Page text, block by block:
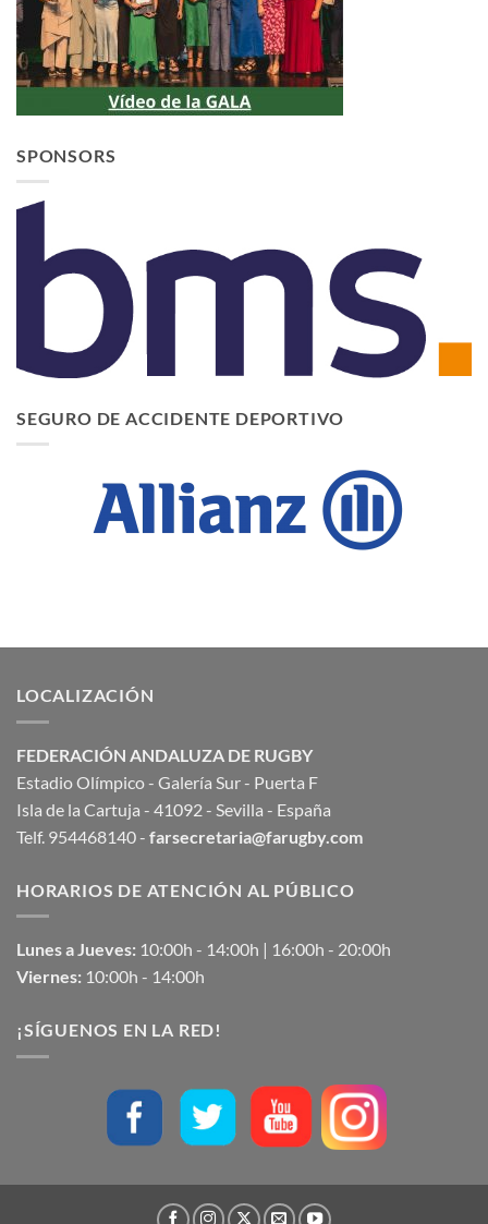
SPONSORS
SEGURO DE ACCIDENTE DEPORTIVO
LOCALIZACIÓN
FEDERACIÓN ANDALUZA DE RUGBY
Estadio Olímpico - Galería Sur - Puerta F
Isla de la Cartuja - 41092 - Sevilla - España
Telf. 954468140 - farsecretaria@farugby.com
HORARIOS DE ATENCIÓN AL PÚBLICO
Lunes a Jueves: 10:00h - 14:00h | 16:00h - 20:00h
Viernes: 10:00h - 14:00h
¡SÍGUENOS EN LA RED!